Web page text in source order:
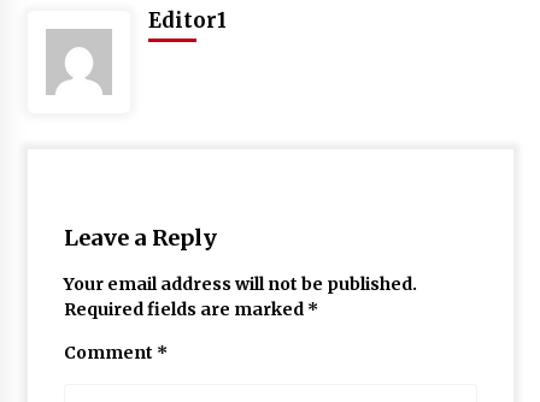
Editor1
Leave a Reply
Your email address will not be published.
Required fields are marked *
Comment *